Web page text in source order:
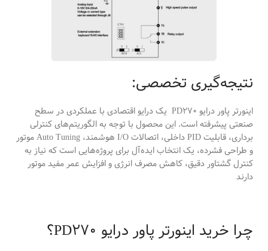
نتیجه‌گیری تخصصی:
اینورتر پاور درایو PD270 یک درایو اقتصادی با عملکردی در سطح
صنعتی پیشرفته است. این محصول با توجه به الگوریتم‌های کنترلی
برداری، قابلیت PID داخلی، اتصالات I/O هوشمند، Auto Tuning موتور
و طراحی فشرده، یک انتخاب ایده‌آل برای پروژه‌هایی است که نیاز به
کنترل گشتاور دقیق، کاهش مصرف انرژی و افزایش عمر مفید موتور
دارند
چرا خرید اینورتر پاور درایو PD270؟